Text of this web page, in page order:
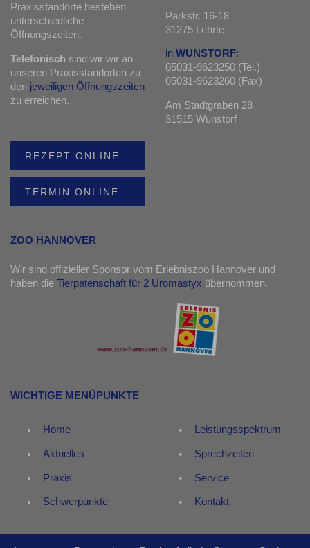
Praxisstandorte bestehen
unterschiedliche
Öffnungszeiten.
Telefonisch sind wir wir an
unseren Praxisstandorten zu
den jeweiligen Öffnungszeiten
zu erreichen.
REZEPT ONLINE
TERMIN ONLINE
Parkstr. 16-18
31275 Lehrte
in WUNSTORF:
05031-9623250 (Tel.)
05031-9623260 (Fax)
Am Stadtgraben 28
31515 Wunstorf
ZOO HANNOVER
Wir sind offizieller Sponsor vom Erlebniszoo Hannover und
haben die Tierpatenschaft für 2 Uromastyx übernommen.
WICHTIGE MENÜPUNKTE
Home
Aktuelles
Praxis
Schwerpunkte
Leistungsspektrum
Sprechzeiten
Service
Kontakt